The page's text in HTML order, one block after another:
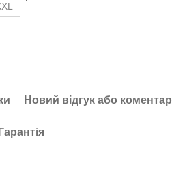
Новий відгук або коментар
Гарантія